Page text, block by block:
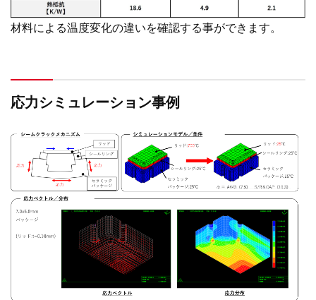
材料による温度変化の違いを確認する事ができます。
応力シミュレーション事例